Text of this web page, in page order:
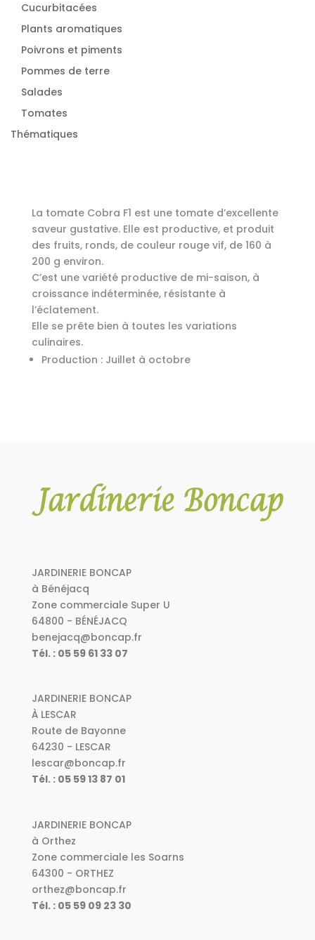
Cucurbitacées
Plants aromatiques
Poivrons et piments
Pommes de terre
Salades
Tomates
Thématiques
La tomate Cobra F1 est une tomate d’excellente
saveur gustative. Elle est productive, et produit
des fruits, ronds, de couleur rouge vif, de 160 à
200 g environ.
C’est une variété productive de mi-saison, à
croissance indéterminée, résistante à
l’éclatement.
Elle se prête bien à toutes les variations
culinaires.
Production : Juillet à octobre
JARDINERIE BONCAP
à Bénéjacq
Zone commerciale Super U
64800 - BÉNÉJACQ
benejacq@boncap.fr
Tél. : 05 59 61 33 07
JARDINERIE BONCAP
À LESCAR
Route de Bayonne
64230 - LESCAR
lescar@boncap.fr
Tél. : 05 59 13 87 01
JARDINERIE BONCAP
à Orthez
Zone commerciale les Soarns
64300 - ORTHEZ
orthez@boncap.fr
Tél. : 05 59 09 23 30